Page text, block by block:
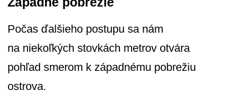
Počas ďalšieho postupu sa nám
na niekoľkých stovkách metrov otvára
pohľad smerom k západnému pobrežiu
ostrova.